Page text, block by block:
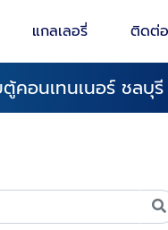
แกลเลอรี่ ติดต่อ
ตู้คอนเทนเนอร์ ชลบุ